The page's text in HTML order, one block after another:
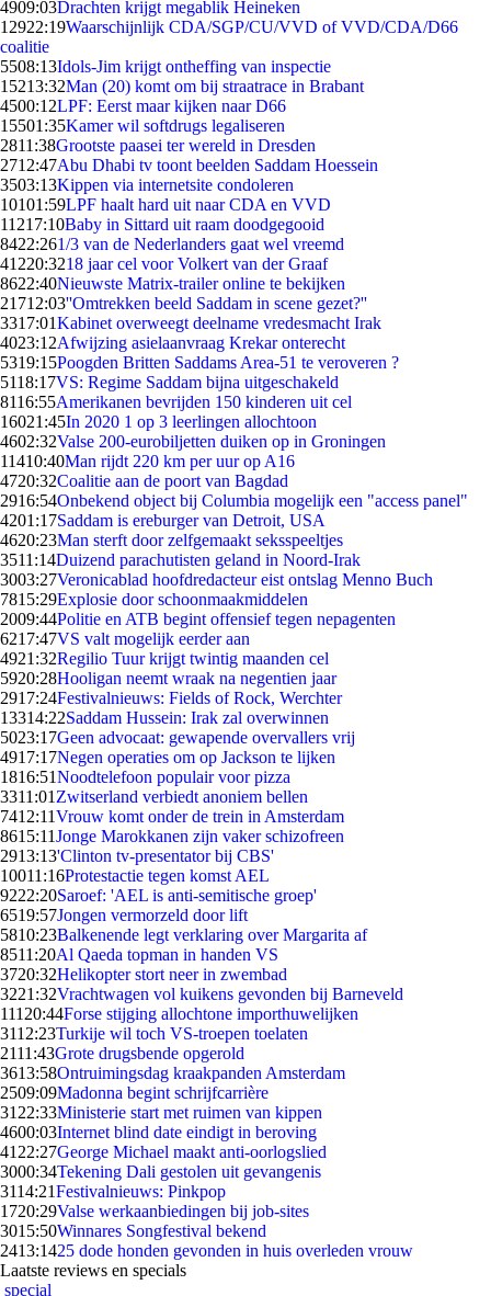
4909:03Drachten krijgt megablik Heineken
12922:19Waarschijnlijk CDA/SGP/CU/VVD of VVD/CDA/D66
coalitie
5508:13Idols-Jim krijgt ontheffing van inspectie
15213:32Man (20) komt om bij straatrace in Brabant
4500:12LPF: Eerst maar kijken naar D66
15501:35Kamer wil softdrugs legaliseren
2811:38Grootste paasei ter wereld in Dresden
2712:47Abu Dhabi tv toont beelden Saddam Hoessein
3503:13Kippen via internetsite condoleren
10101:59LPF haalt hard uit naar CDA en VVD
11217:10Baby in Sittard uit raam doodgegooid
8422:261/3 van de Nederlanders gaat wel vreemd
41220:3218 jaar cel voor Volkert van der Graaf
8622:40Nieuwste Matrix-trailer online te bekijken
21712:03''Omtrekken beeld Saddam in scene gezet?''
3317:01Kabinet overweegt deelname vredesmacht Irak
4023:12Afwijzing asielaanvraag Krekar onterecht
5319:15Poogden Britten Saddams Area-51 te veroveren ?
5118:17VS: Regime Saddam bijna uitgeschakeld
8116:55Amerikanen bevrijden 150 kinderen uit cel
16021:45In 2020 1 op 3 leerlingen allochtoon
4602:32Valse 200-eurobiljetten duiken op in Groningen
11410:40Man rijdt 220 km per uur op A16
4720:32Coalitie aan de poort van Bagdad
2916:54Onbekend object bij Columbia mogelijk een "access panel"
4201:17Saddam is ereburger van Detroit, USA
4620:23Man sterft door zelfgemaakt seksspeeltjes
3511:14Duizend parachutisten geland in Noord-Irak
3003:27Veronicablad hoofdredacteur eist ontslag Menno Buch
7815:29Explosie door schoonmaakmiddelen
2009:44Politie en ATB begint offensief tegen nepagenten
6217:47VS valt mogelijk eerder aan
4921:32Regilio Tuur krijgt twintig maanden cel
5920:28Hooligan neemt wraak na negentien jaar
2917:24Festivalnieuws: Fields of Rock, Werchter
13314:22Saddam Hussein: Irak zal overwinnen
5023:17Geen advocaat: gewapende overvallers vrij
4917:17Negen operaties om op Jackson te lijken
1816:51Noodtelefoon populair voor pizza
3311:01 Zwitserland verbiedt anoniem bellen
7412:11Vrouw komt onder de trein in Amsterdam
8615:11Jonge Marokkanen zijn vaker schizofreen
2913:13'Clinton tv-presentator bij CBS'
10011:16Protestactie tegen komst AEL
9222:20Saroef: 'AEL is anti-semitische groep'
6519:57Jongen vermorzeld door lift
5810:23Balkenende legt verklaring over Margarita af
8511:20Al Qaeda topman in handen VS
3720:32Helikopter stort neer in zwembad
3221:32Vrachtwagen vol kuikens gevonden bij Barneveld
111 20:44Forse stijging allochtone importhuwelijken
3112:23Turkije wil toch VS-troepen toelaten
2111:43Grote drugsbende opgerold
3613:58Ontruimingsdag kraakpanden Amsterdam
2509:09Madonna begint schrijfcarrière
31 22:33Ministerie start met ruimen van kippen
4600:03Internet blind date eindigt in beroving
41 22:27George Michael maakt anti-oorlogslied
3000:34Tekening Dali gestolen uit gevangenis
3114:21Festivalnieuws: Pinkpop
1720:29Valse werkaanbiedingen bij job-sites
3015:50Winnares Songfestival bekend
2413:1425 dode honden gevonden in huis overleden vrouw
Laatste reviews en specials
special